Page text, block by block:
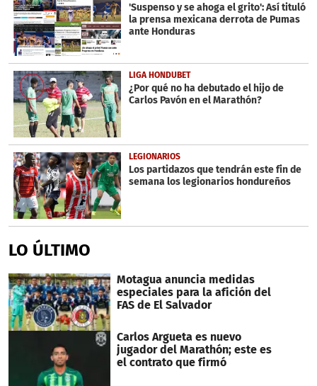
'Suspenso y se ahoga el grito': Así tituló
la prensa mexicana derrota de Pumas
ante Honduras
LIGA HONDUBET
¿Por qué no ha debutado el hijo de
Carlos Pavón en el Marathón?
LEGIONARIOS
Los partidazos que tendrán este fin de
semana los legionarios hondureños
LO ÚLTIMO
Motagua anuncia medidas
especiales para la afición del
FAS de El Salvador
Carlos Argueta es nuevo
jugador del Marathón; este es
el contrato que firmó